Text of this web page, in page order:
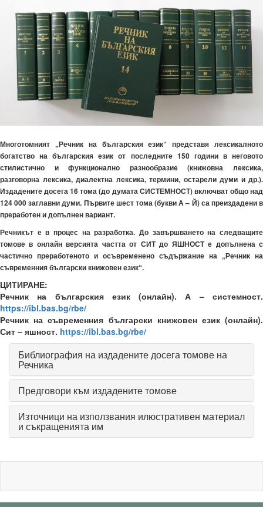
Многотомният „Речник на българския език“ представя лексикалното
богатство на българския език от последните 150 години в неговото
стилистично и функционално разнообразие (книжовна лексика,
разговорна лексика, диалектна лексика, термини, остарели думи и др.).
Издадените досега 16 тома (до думата СИСТЕМНОСТ) включват общо над
124 000 заглавни думи. Първите шест тома (букви А – Й) са преиздадени в
преработен и допълнен вариант.
Речникът е в процес на разработка. До завършването на следващите
томове в онлайн версията частта от СИТ до ЯШНОСТ е допълнена с
частично преработеното и осъвременено съдържание на „Речник на
съвременния български книжовен език“.
ЦИТИРАНЕ:
Речник на българския език (онлайн). А – системност.
https://ibl.bas.bg/rbe/
Речник на съвременния български книжовен език (онлайн).
Сит – яшност. https://ibl.bas.bg/rbe/
Библиография на издадените досега томове на
Речника
Предговори към издадените томове
Източници на използвания илюстративен материал
и съкращенията им